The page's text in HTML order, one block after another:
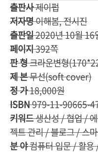
출판사제이펍
저자명이해봄, 전시진
출판일2020년 10월 16
페이지392쪽
판 형크라운변형
제 본무선(soft cover)
정 가18,000원
ISBN979-11-90665-
키워드생산성 / 협업 /
젝트 관리 / 블로그 / 스
분 야컴퓨터 입문 / 활용